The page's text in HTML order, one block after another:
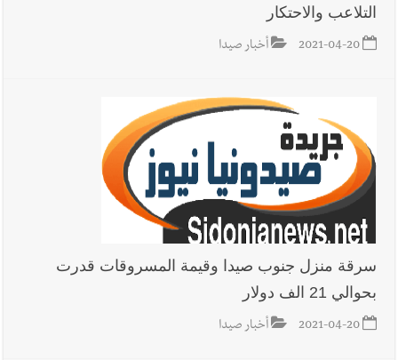
التلاعب والاحتكار
2021-04-20 أخبار صيدا
سرقة منزل جنوب صيدا وقيمة المسروقات قدرت
بحوالي 21 الف دولار
2021-04-20 أخبار صيدا